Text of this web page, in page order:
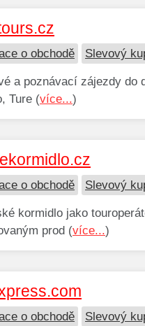
o obchodě Slevový
a poznávací zájezdy
Ture (více...)
o obchodě Slevový
kormidlo jako
prod (více...)
o obchodě Slevový